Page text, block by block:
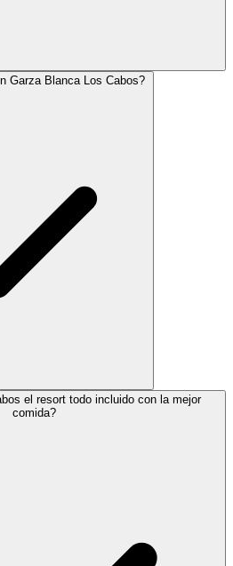
Garza Blanca Los Cabos?
el resort todo incluido con la mejor
comida?